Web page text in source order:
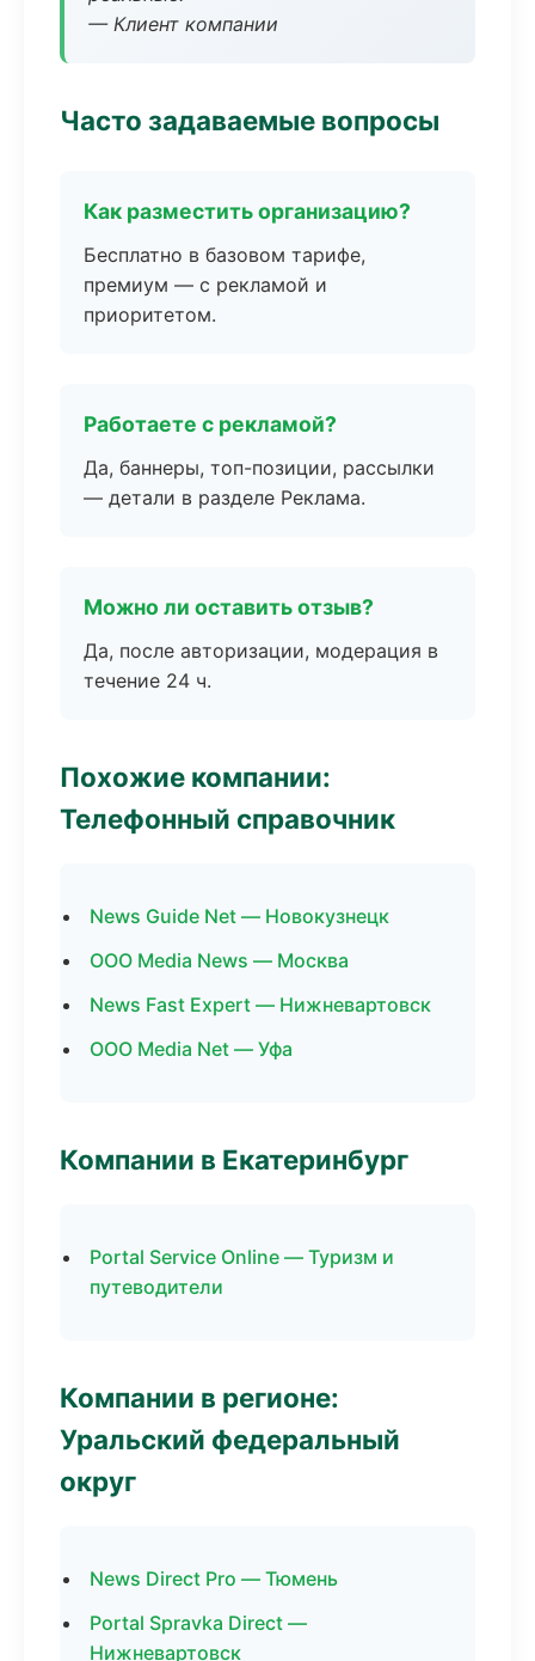
— Клиент компании
Часто задаваемые вопросы
Как разместить организацию?
Бесплатно в базовом тарифе,
премиум — с рекламой и
приоритетом.
Работаете с рекламой?
Да, баннеры, топ-позиции, рассылки
— детали в разделе Реклама.
Можно ли оставить отзыв?
Да, после авторизации, модерация в
течение 24 ч.
Похожие компании:
Телефонный справочник
News Guide Net — Новокузнецк
ООО Media News — Москва
News Fast Expert — Нижневартовск
ООО Media Net — Уфа
Компании в Екатеринбург
Portal Service Online — Туризм и
путеводители
Компании в регионе:
Уральский федеральный
округ
News Direct Pro — Тюмень
Portal Spravka Direct —
Нижневартовск